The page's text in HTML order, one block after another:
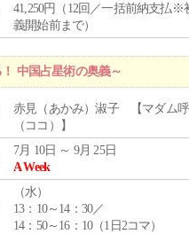
41,250円（12回／一括前納支払※
義開始前まで）
中国占星術の奥義～
赤見（あかみ）淑子 【マダム呼
（ココ）】
7月 10日 ～ 9月 25日
A Week
（水）
13：10～14：30／
14：50～16：10（1日2コマ）